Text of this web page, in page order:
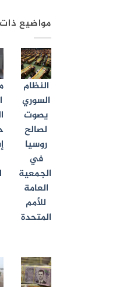
مواضيع
النظام
السوري
يصوت
لصالح
روسيا
في
الجمعية
العامة
للأمم
المتحدة